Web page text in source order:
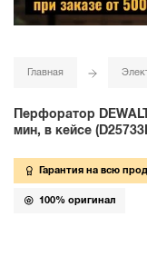
Главная
Перфоратор
мин, в кейсе
Гарантия на всю
100% оригинал